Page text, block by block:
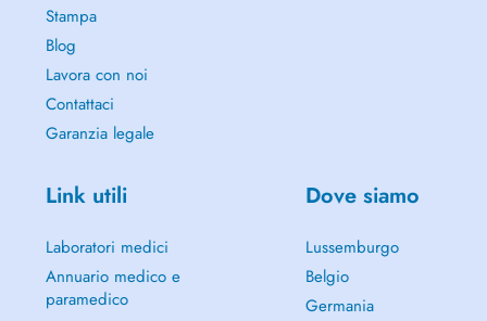
Stampa
Blog
Lavora con noi
Contattaci
Garanzia legale
Link utili
Laboratori medici
Annuario medico e
paramedico
Dove siamo
Lussemburgo
Belgio
Germania